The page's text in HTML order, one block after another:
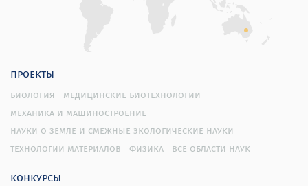
проекты
биология
медицинские биотехнологии
механика и машиностроение
науки о земле и смежные экологические науки
технологии материалов
физика все области наук
конкурсы